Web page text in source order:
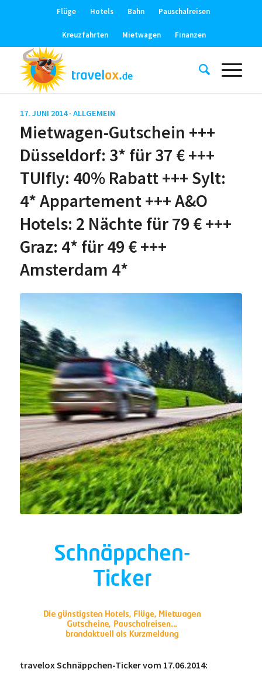
Flüge Hotels Bahn Pauschalreisen
Kreuzfahrten Mietwagen Finanzen
17. JUNI 2014 · ALLGEMEIN
Mietwagen-Gutschein +++
Düsseldorf: 3* für 37 € +++
TUIfly: 40% Rabatt +++ Sylt:
4* Appartement +++ A&O
Hotels: 2 Nächte für 79 € +++
Graz: 4* für 49 € +++
Amsterdam 4*
travelox Schnäppchen-Ticker vom 17.06.2014: